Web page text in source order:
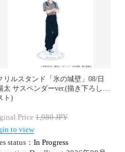
リルスタンド「氷の城壁」08/日
太 サスペンダーver.(描き下ろしイ
ト)
Price 1,980JPY
to view
status： In Progress